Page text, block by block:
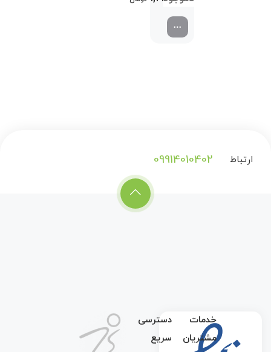
ارتباط 09914010402
خدمات
مشتریان
دسترسی
سریع